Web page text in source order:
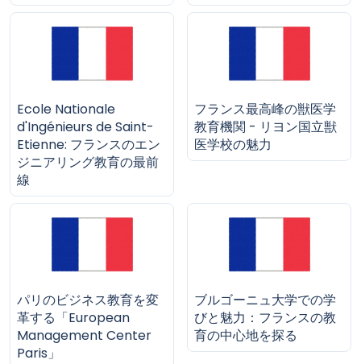
Ecole Nationale
d'Ingénieurs de Saint-
Etienne: フランスのエン
ジニアリング教育の最前
線
フランス最高峰の獣医学
教育機関 - リヨン国立獣
医学校の魅力
パリのビジネス教育を変
革する「European
Management Center
Paris」
ブルゴーニュ大学での学
びと魅力：フランスの教
育の中心地を探る